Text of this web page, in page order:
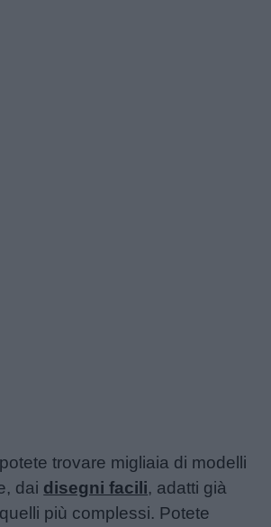
trovare migliaia di modelli
dai disegni facili, adatti già
più complessi. Potete